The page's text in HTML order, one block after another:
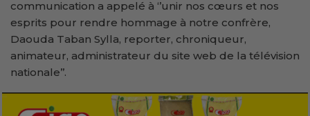
communication a appelé à ‘’unir nos cœurs et nos
esprits pour rendre hommage à notre confrère,
Daouda Taban Sylla, reporter, chroniqueur,
animateur, administrateur du site web de la télévision
nationale’’.